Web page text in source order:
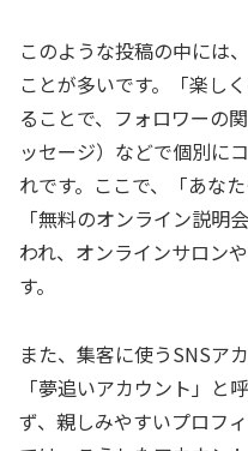
このような投稿の中には
ことが多いです。「楽し
ることで、フォロワーの
ッセージ）などで個別に
れです。ここで、「あな
「無料のオンライン説明
われ、オンラインサロン
す。
また、集客に使うSNSア
「夢追いアカウント」と
ず、親しみやすいプロフ